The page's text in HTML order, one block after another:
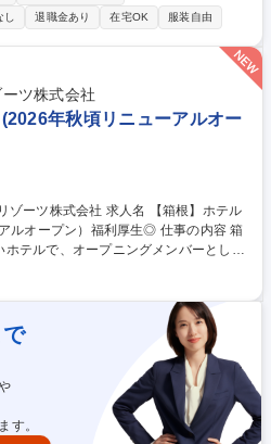
具体的なミッション】
、適切なタスク配置 ■プロジェクト推
成、進捗管理、顧客との折衝 ■品質設
き、最適なテスト実行計画を提案 【入
を学び、実務知識を身につける研修か
によるOJTでじっくりと業務理解を深
退職金あり 在宅OK 服装自由
ツ株式会社
年秋頃リニューアルオー
求人名 【箱根】ホテル
ン）福利厚生◎ 仕事の内容 箱
テルで、オープニングメンバーとして
います。リニューアルオープンに伴
するだけでなく、ホテルの新たな価値
■チェックイン、チェックアウト業務
VIPの対応■客室清掃、ベッドメイキン
スタッフへの教育、など （変更の範
（2
福利厚生◎
す。